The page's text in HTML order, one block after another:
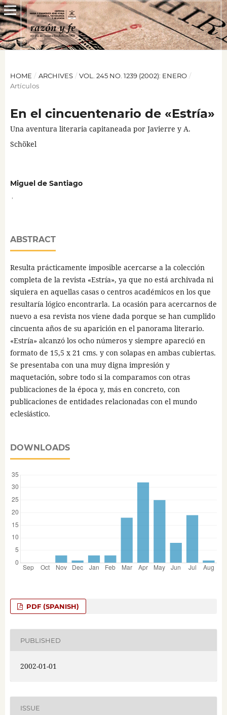
HOME / ARCHIVES / VOL. 245 NO. 1239 (2002): ENERO /
Artículos
En el cincuentenario de «Estría»
Una aventura literaria capitaneada por Javierre y A.
Schökel
Miguel de Santiago
ABSTRACT
Resulta prácticamente imposible acercarse a la colección
completa de la revista «Estría», ya que no está archivada ni
siquiera en aquellas casas o centros académicos en los que
resultaría lógico encontrarla. La ocasión para acercarnos de
nuevo a esa revista nos viene dada porque se han cumplido
cincuenta años de su aparición en el panorama literario.
«Estría» alcanzó los ocho números y siempre apareció en
formato de 15,5 x 21 cms. y con solapas en ambas cubiertas.
Se presentaba con una muy digna impresión y
maquetación, sobre todo si la comparamos con otras
publicaciones de la época y, más en concreto, con
publicaciones de entidades relacionadas con el mundo
eclesiástico.
DOWNLOADS
PDF (SPANISH)
PUBLISHED
2002-01-01
ISSUE